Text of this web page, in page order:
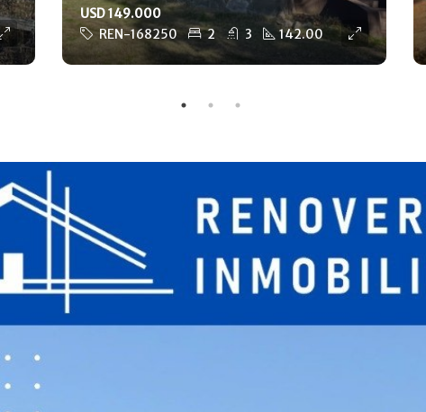
REN-168250 2 3 142.00
USD 149.000